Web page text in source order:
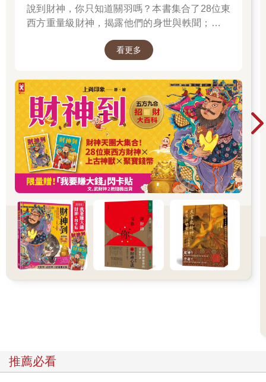
當我們孩子慢慢長大時，食量增加，家中糧食消耗更快。最後，
父母親不得不做決定，把我們四個孩子當中的兩個安排送人。最
後被選上的，是二哥和我。父母把二哥賣給省城裡的一戶富裕人
家，當終身的家僕，換取一些微薄的賣身錢來貼補家用。我則是
記得被父親送去白雲禪寺的那年，是自己剛滿四歲的時候。在寒
冷冬季的某天清晨，母親很早就叫我起床梳洗，然後她端給我一
碗熱騰騰的雜糧粥，由於家中經濟不好，母親很久沒煮這樣奢侈
的料理了。在這樣寒風刺骨的隆冬時節，在肚子挨餓的時刻，這
碗熱呼呼的粥是無上的人間美味。我很珍惜地細細咀嚼、吞嚥，
享受一絲絲雜糧粥融化在口中的香味，感受那份奢侈，想著，如
果份量可以再多一點就更好了。
喝完了粥，母親要我穿著暖和一點，帶著簡便的行李到門口去，
父親已經站在那裡等我。
我向母親辭行後，便不再回頭再看看家和母親的模樣，因為我會
不忍看到媽媽淚流滿面地站在門口看著我，我也不願意讓媽媽看
到我難過的樣子。
當時我想著，不知道這次別離之後，未來何年何月何日有再一次
相見的機會？還有機會再一次踏進這個家門嗎？
我出家門後，天氣冷到感覺不出冷熱，我隨著父親引領，緊跟在
父親的背後，彎腰壓低頭，頂著風雪往前走。我意識模糊，跟隨
沙彌哥哥帶著我去休息的禪房，要我試穿床上放著的修行衣服和
說到財神，你只知道關羽嗎？本書集合了28位東
西方重量級財神，揭露他們的身世與軼聞；也介
慧與正能量；從神話、文學、歷史到民間信仰，
看更多
推薦必看